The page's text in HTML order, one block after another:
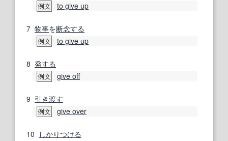
例文 to give up
7 物事を断念する
例文 to give up
8 発する
例文 give off
9 引き渡す
例文 give over
10 しかりつける